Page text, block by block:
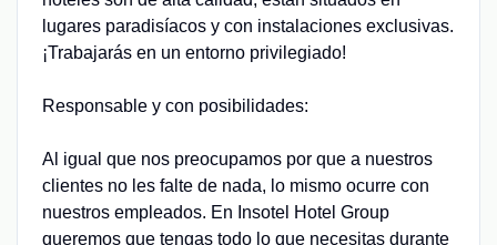
lugares paradisíacos y con instalaciones exclusivas.
¡Trabajarás en un entorno privilegiado!
Responsable y con posibilidades:
Al igual que nos preocupamos por que a nuestros
clientes no les falte de nada, lo mismo ocurre con
nuestros empleados. En Insotel Hotel Group
queremos que tengas todo lo que necesitas durante